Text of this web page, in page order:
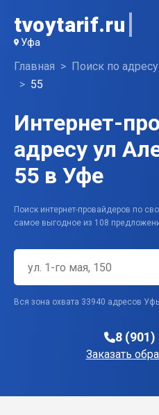
tvoytarif.ru
Уфа
Главная Поиск по адресу
55
Интернет-
адресу ул
55 в Уфе
Поиск интернет-провайдеров по
самое выгодное из 108
Вся зона охвата 33940 адресов
8 (901)
Заказать